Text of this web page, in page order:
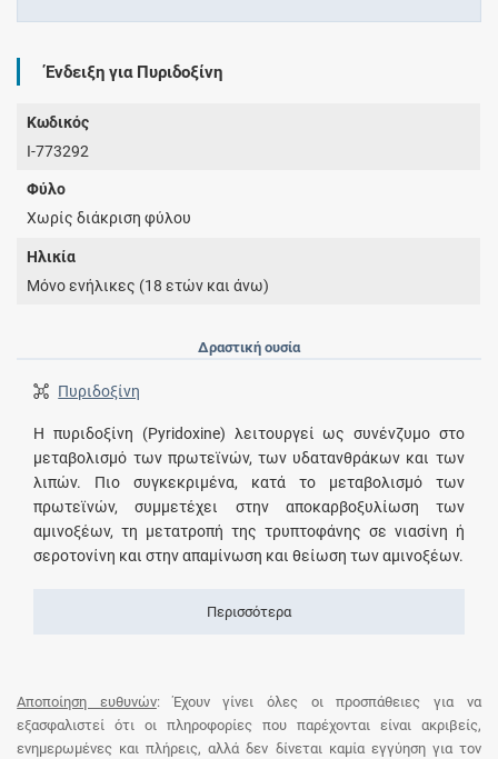
Ένδειξη για Πυριδοξίνη
Κωδικός
I-773292
Φύλο
Χωρίς διάκριση φύλου
Ηλικία
Μόνο ενήλικες (18 ετών και άνω)
Δραστική ουσία
Πυριδοξίνη
Η πυριδοξίνη (Pyridoxine) λειτουργεί ως συνένζυμο στο
μεταβολισμό των πρωτεϊνών, των υδατανθράκων και των
λιπών. Πιο συγκεκριμένα, κατά το μεταβολισμό των
πρωτεϊνών, συμμετέχει στην αποκαρβοξυλίωση των
αμινοξέων, τη μετατροπή της τρυπτοφάνης σε νιασίνη ή
σεροτονίνη και στην απαμίνωση και θείωση των αμινοξέων.
Περισσότερα
Αποποίηση ευθυνών: Έχουν γίνει όλες οι προσπάθειες για να
εξασφαλιστεί ότι οι πληροφορίες που παρέχονται είναι ακριβείς,
ενημερωμένες και πλήρεις, αλλά δεν δίνεται καμία εγγύηση για τον